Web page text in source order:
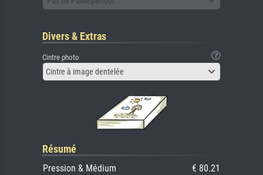
Divers & Extras
Cintre photo
Cintre à image dentelée
Résumé
Pression & Médium
€ 80.21